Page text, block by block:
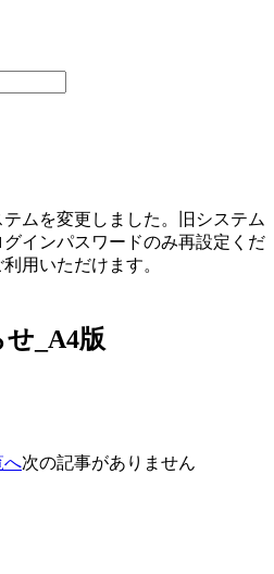
ムを変更しました。旧システム
インパスワードのみ再設定くだ
用いただけます。
_A4版
へ次の記事がありません